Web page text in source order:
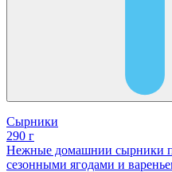
Сырники
290 г
Нежные домашнии сырники
сезонными ягодами и